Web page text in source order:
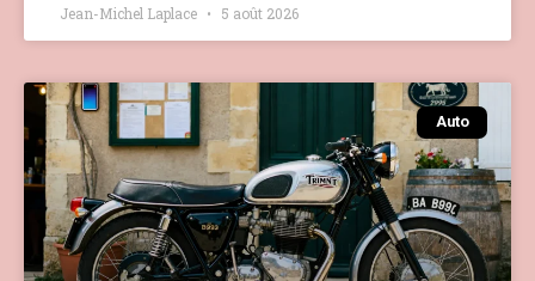
Jean-Michel Laplace 5 août 2026
Auto